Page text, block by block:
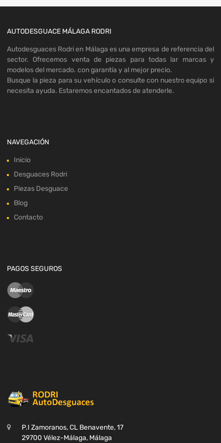
AUTODESGUACE MÁLAGA RODRI
Autodesguaces Rodri en Málaga es una empresa de referencia del
sector. Ofrecemos venta de piezas para todas lar marcas y
modelos del mercado. con garantía y al mejor precio.
Busque la pieza para su vehículo o consulte con nuestro equipo si
necesita ayuda. Estaremos encantados de atenderle.
NAVEGACIÓN
Inicio
Desguaces Rodri
Piezas Desguace
Blog
Contacto
PAGOS SEGUROS
P.I Zamoranos, CL Benavente, 17
29700 Vélez-Málaga, Málaga